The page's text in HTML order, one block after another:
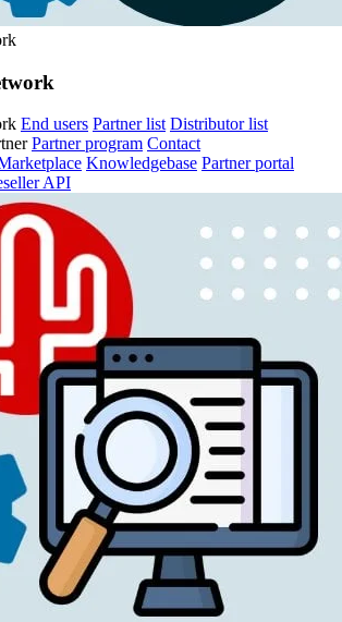
End users Partner list Distributor list
Partner program Contact
Knowledgebase Partner portal
API